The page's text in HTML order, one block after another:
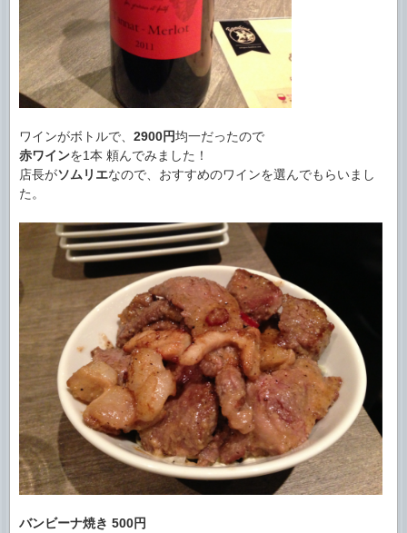
ワインがボトルで、 2900円均一だったので
赤ワインを1本 頼んでみました！
店長がソムリエなので、おすすめのワインを選んでもらいまし
た。
バンビーナ焼き 500円